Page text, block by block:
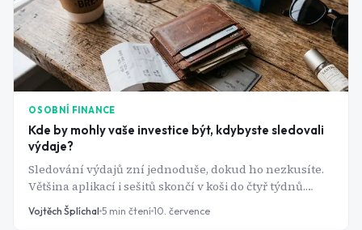
OSOBNÍ FINANCE
Kde by mohly vaše investice být, kdybyste sledovali
výdaje?
Sledování výdajů zní jednoduše, dokud ho nezkusíte.
Většina aplikací i sešitů skončí v koši do čtyř týdnů.
Problém přitom není v lenosti, ale ve špatně
nastaveném systému.
Vojtěch Šplíchal 5 min čtení 10. července